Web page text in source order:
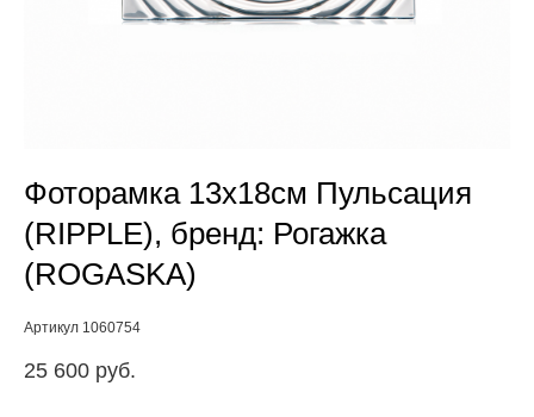
Фоторамка 13х18см Пульсация
(RIPPLE), бренд: Рогажка
(ROGASKA)
Артикул 1060754
25 600 pуб.